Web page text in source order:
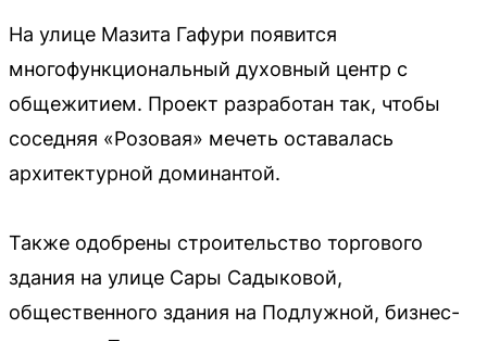
На улице Мазита Гафури появится
многофункциональный духовный центр с
общежитием. Проект разработан так, чтобы
соседняя «Розовая» мечеть оставалась
архитектурной доминантой.
Также одобрены строительство торгового
здания на улице Сары Садыковой,
общественного здания на Подлужной, бизнес-